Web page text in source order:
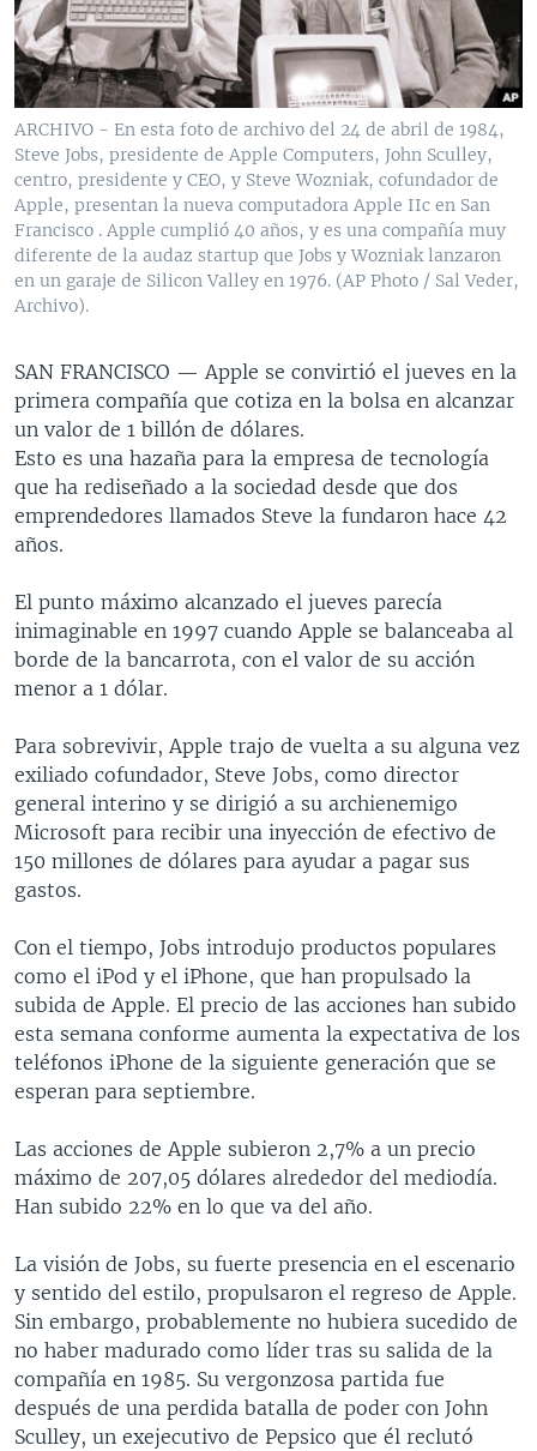
VENEZUELA
BRASIL
NICARAGUA
ECONOMÍA
ENTRETENIMIENTO Y CULTURA
TECNOLOGÍA
DEPORTES
CIENCIA Y SALUD
MULTIMEDIA
VIDEOS
FOTOGRAFÍA
AUDIOS
PROGRAMAS TV
EL MUNDO AL DÍA
FORO INTERAMERICANO
VISIÓN 360
LAS CLAVES
PANORAMA
RADIO
AVANCE INFORMATIVO
AUDIONOTICIAS
BUENOS DÍAS AMÉRICA
ESTADOS UNIDOS AL DÍA
FORO [RADIO]
DEPORTIVO INTERNACIONAL
NOTA ECONÓMICA
ENTRETENIMIENTO
DIRECT
DOCUMENTALES DE LA VOA
Learning English
SÍGANOS
Idiomas
ARCHIVO - En esta foto de archivo del 24 de abril de 1984,
Steve Jobs, presidente de Apple Computers, John Sculley,
centro, presidente y CEO, y Steve Wozniak, cofundador de
Apple, presentan la nueva computadora Apple IIc en San
Francisco . Apple cumplió 40 años, y es una compañía muy
diferente de la audaz startup que Jobs y Wozniak lanzaron
en un garaje de Silicon Valley en 1976. (AP Photo / Sal Veder,
Archivo).
SAN FRANCISCO — Apple se convirtió el jueves en la
primera compañía que cotiza en la bolsa en alcanzar
un valor de 1 billón de dólares.
Esto es una hazaña para la empresa de tecnología
que ha rediseñado a la sociedad desde que dos
emprendedores llamados Steve la fundaron hace 42
años.
El punto máximo alcanzado el jueves parecía
inimaginable en 1997 cuando Apple se balanceaba al
borde de la bancarrota, con el valor de su acción
menor a 1 dólar.
Para sobrevivir, Apple trajo de vuelta a su alguna vez
exiliado cofundador, Steve Jobs, como director
general interino y se dirigió a su archienemigo
Microsoft para recibir una inyección de efectivo de
150 millones de dólares para ayudar a pagar sus
gastos.
Con el tiempo, Jobs introdujo productos populares
como el iPod y el iPhone, que han propulsado la
subida de Apple. El precio de las acciones han subido
esta semana conforme aumenta la expectativa de los
teléfonos iPhone de la siguiente generación que se
esperan para septiembre.
Las acciones de Apple subieron 2,7% a un precio
máximo de 207,05 dólares alrededor del mediodía.
Han subido 22% en lo que va del año.
La visión de Jobs, su fuerte presencia en el escenario
y sentido del estilo, propulsaron el regreso de Apple.
Sin embargo, probablemente no hubiera sucedido de
no haber madurado como líder tras su salida de la
compañía en 1985. Su vergonzosa partida fue
después de una perdida batalla de poder con John
Sculley, un exejecutivo de Pepsico que él reclutó